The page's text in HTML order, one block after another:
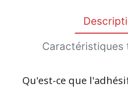
Caractéristiques
Qu'est-ce que